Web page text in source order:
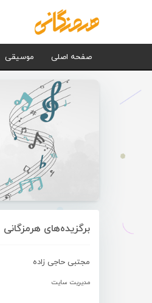
صفحه اصلی موسیقی
برگزیده‌های هرمزگانی
مجتبی حاجی زاده
مدیریت سایت